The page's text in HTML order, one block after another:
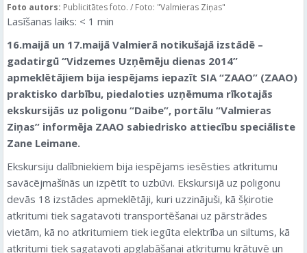
Foto autors: Publicitātes foto. / Foto: "Valmieras Ziņas"
Lasīšanas laiks: < 1 min
16.maijā un 17.maijā Valmierā notikušajā izstādē –
gadatirgū “Vidzemes Uzņēmēju dienas 2014”
apmeklētājiem bija iespējams iepazīt SIA “ZAAO” (ZAAO)
praktisko darbību, piedaloties uzņēmuma rīkotajās
ekskursijās uz poligonu “Daibe”, portālu “Valmieras
Ziņas” informēja ZAAO sabiedrisko attiecību speciāliste
Zane Leimane.
Ekskursiju dalībniekiem bija iespējams iesēsties atkritumu
savācējmašīnās un izpētīt to uzbūvi. Ekskursijā uz poligonu
devās 18 izstādes apmeklētāji, kuri uzzinājuši, kā šķirotie
atkritumi tiek sagatavoti transportēšanai uz pārstrādes
vietām, kā no atkritumiem tiek iegūta elektrība un siltums, kā
atkritumi tiek sagatavoti apglabāšanai atkritumu krātuvē un